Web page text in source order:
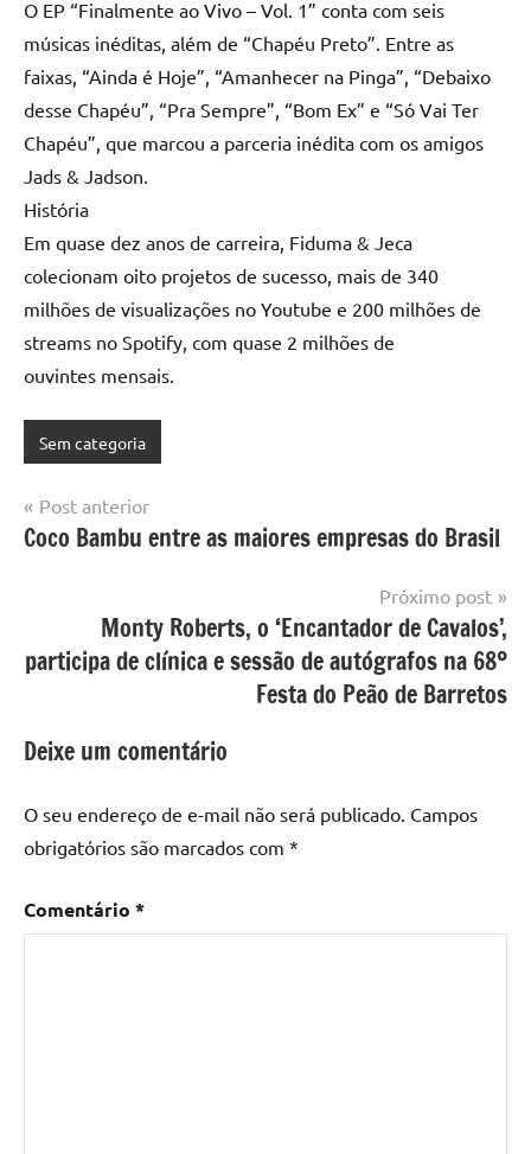
O EP “Finalmente ao Vivo – Vol. 1” conta com seis
músicas inéditas, além de “Chapéu Preto”. Entre as
faixas, “Ainda é Hoje”, “Amanhecer na Pinga”, “Debaixo
desse Chapéu”, “Pra Sempre”, “Bom Ex” e “Só Vai Ter
Chapéu”, que marcou a parceria inédita com os amigos
Jads & Jadson.
História
Em quase dez anos de carreira, Fiduma & Jeca
colecionam oito projetos de sucesso, mais de 340
milhões de visualizações no Youtube e 200 milhões de
streams no Spotify, com quase 2 milhões de
ouvintes mensais.
Sem categoria
Navegação
de
Post anterior
Coco Bambu entre as maiores empresas do Brasil
Próximo post
Monty Roberts, o ‘Encantador de Cavalos’,
participa de clínica e sessão de autógrafos na 68º
Festa do Peão de Barretos
Deixe um comentário
O seu endereço de e-mail não será publicado. Campos
obrigatórios são marcados com *
Comentário *